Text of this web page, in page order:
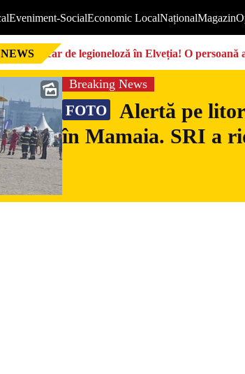
Eveniment-SocialEconomic LocalNaționalMagazin
Focar de legioneloză în Elveția! O
Breaking News
FOTO
Alertă pe
în Mamaia. SRI a